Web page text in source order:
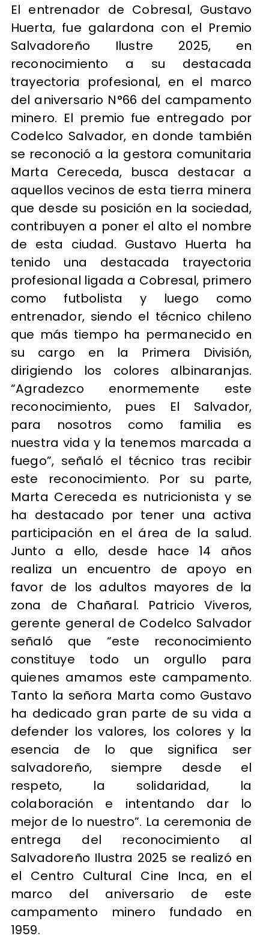
El entrenador de Cobresal, Gustavo
Huerta, fue galardona con el Premio
Salvadoreño Ilustre 2025, en
reconocimiento a su destacada
trayectoria profesional, en el marco
del aniversario N°66 del campamento
minero. El premio fue entregado por
Codelco Salvador, en donde también
se reconoció a la gestora comunitaria
Marta Cereceda, busca destacar a
aquellos vecinos de esta tierra minera
que desde su posición en la sociedad,
contribuyen a poner el alto el nombre
de esta ciudad. Gustavo Huerta ha
tenido una destacada trayectoria
profesional ligada a Cobresal, primero
como futbolista y luego como
entrenador, siendo el técnico chileno
que más tiempo ha permanecido en
su cargo en la Primera División,
dirigiendo los colores albinaranjas.
“Agradezco enormemente este
reconocimiento, pues El Salvador,
para nosotros como familia es
nuestra vida y la tenemos marcada a
fuego”, señaló el técnico tras recibir
este reconocimiento. Por su parte,
Marta Cereceda es nutricionista y se
ha destacado por tener una activa
participación en el área de la salud.
Junto a ello, desde hace 14 años
realiza un encuentro de apoyo en
favor de los adultos mayores de la
zona de Chañaral. Patricio Viveros,
gerente general de Codelco Salvador
señaló que “este reconocimiento
constituye todo un orgullo para
quienes amamos este campamento.
Tanto la señora Marta como Gustavo
ha dedicado gran parte de su vida a
defender los valores, los colores y la
esencia de lo que significa ser
salvadoreño, siempre desde el
respeto, la solidaridad, la
colaboración e intentando dar lo
mejor de lo nuestro”. La ceremonia de
entrega del reconocimiento al
Salvadoreño Ilustra 2025 se realizó en
el Centro Cultural Cine Inca, en el
marco del aniversario de este
campamento minero fundado en
1959.